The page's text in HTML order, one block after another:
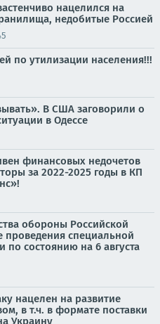
нацелился на
недобитые Россией
по утилизации населения!!!
В США заговорили о
в Одессе
финансовых недочетов
за 2022-2025 годы в КП
обороны Российской
специальной
по состоянию на 6 августа
нацелен на развитие
в т.ч. в формате поставки
Украину